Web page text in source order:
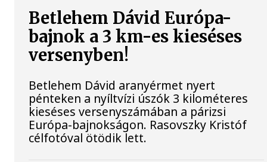
Betlehem Dávid Európa-
bajnok a 3 km-es kieséses
versenyben!
Betlehem Dávid aranyérmet nyert
pénteken a nyíltvízi úszók 3 kilométeres
kieséses versenyszámában a párizsi
Európa-bajnokságon. Rasovszky Kristóf
célfotóval ötödik lett.